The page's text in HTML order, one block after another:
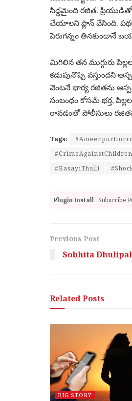
సిద్ధమైంది రజిత. ప్రియుడితో
చేయాలని ప్లాన్ వేసింది.
పెరుగన్నం తినకుండానే
మిగిలిన తన ముగ్గురు
కడుపునొప్పి వస్తుందని
వెంటనే భార్య రజితను
సంబంధం కోసమే భర్త,
రావడంతో పోలీసులు
Tags:
#CrimeAgainstChildren
#KasayiThalli
Plugin Install : Subscribe
Previous Post
Sobhita
RelatedPosts
BIG STORY